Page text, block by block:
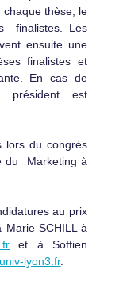
thèse, le
finalistes. Les
ensuite une
finalistes et
En cas de
président est
lors du congrès
du Marketing à
au prix
Marie SCHILL à
et à Soffien
lyon3.fr.